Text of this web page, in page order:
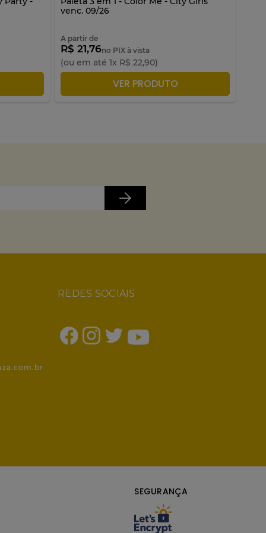
venc. 09/26
A partir de
R$ 21,76no PIX à vista
(ou em até1x R$ 22,90)
ADICIONAR À SACOLA
VER PRODUTO
REDES SOCIAIS
SEGURANÇA